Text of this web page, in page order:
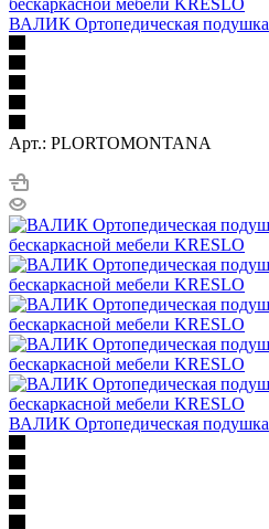
ВАЛИК Ортопедическая подушка
Арт.: PLORTOMONTANA
ВАЛИК Ортопедическая подушка